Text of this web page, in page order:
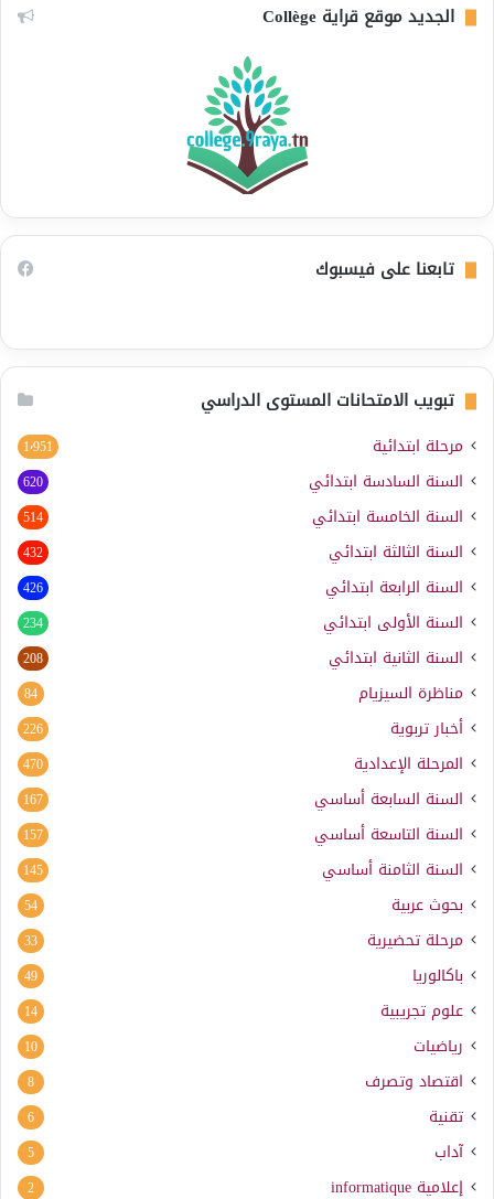
الجديد موقع قراية Collège
تابعنا على فيسبوك
تبويب الامتحانات المستوى الدراسي
مرحلة ابتدائية 1٬951
السنة السادسة ابتدائي 620
السنة الخامسة ابتدائي 514
السنة الثالثة ابتدائي 432
السنة الرابعة ابتدائي 426
السنة الأولى ابتدائي 234
السنة الثانية ابتدائي 208
مناظرة السيزيام 84
أخبار تربوية 226
المرحلة الإعدادية 470
السنة السابعة أساسي 167
السنة التاسعة أساسي 157
السنة الثامنة أساسي 145
بحوث عربية 54
مرحلة تحضيرية 33
باكالوريا 49
علوم تجريبية 14
رياضيات 10
اقتصاد وتصرف 8
تقنية 6
آداب 5
إعلامية informatique
2